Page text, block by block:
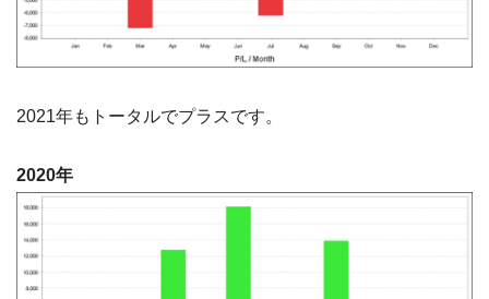
2021年もトータルでプラスです。
2020年